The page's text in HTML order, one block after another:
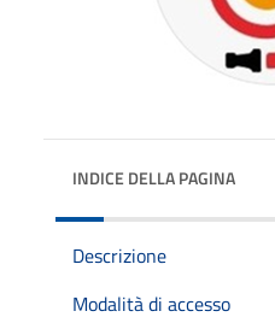
INDICE DELLA PAGINA
Descrizione
Modalità di accesso